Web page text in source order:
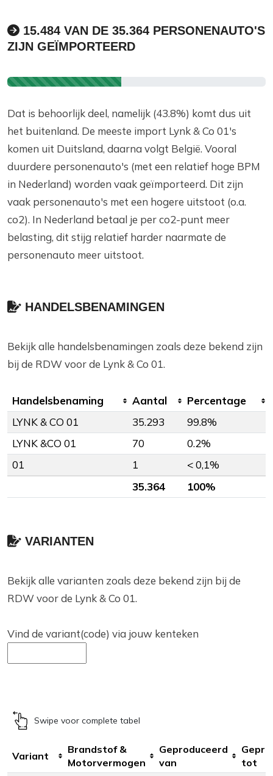
15.484 VAN DE 35.364 PERSONENAUTO'S
ZIJN GEÏMPORTEERD
Dat is behoorlijk deel, namelijk (43.8%) komt dus uit
het buitenland. De meeste import Lynk & Co 01's
komen uit Duitsland, daarna volgt België. Vooral
duurdere personenauto's (met een relatief hoge BPM
in Nederland) worden vaak geïmporteerd. Dit zijn
vaak personenauto's met een hogere uitstoot (o.a.
co2). In Nederland betaal je per co2-punt meer
belasting, dit stijg relatief harder naarmate de
personenauto meer uitstoot.
HANDELSBENAMINGEN
Bekijk alle handelsbenamingen zoals deze bekend zijn
bij de RDW voor de Lynk & Co 01.
Handelsbenaming Aantal
Percentage
LYNK & CO 01
35.293
99.8%
LYNK &CO 01
70
0.2%
01
1
< 0,1%
35.364
100%
VARIANTEN
Bekijk alle varianten zoals deze bekend zijn bij de
RDW voor de Lynk & Co 01.
Vind de variant(code) via jouw kenteken
Swipe voor complete tabel
Variant
Brandstof &
Motorvermogen
Geproduceerd
van
tot